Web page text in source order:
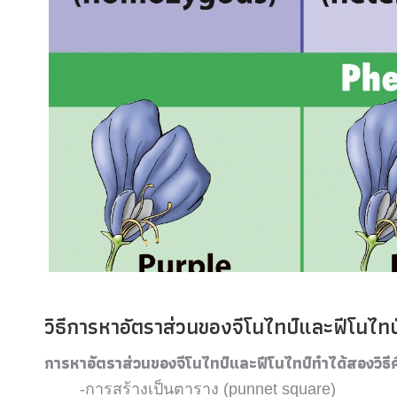
วิธีการหาอัตราส่วนของจีโนไทป์และฟีโนไ
การหาอัตราส่วนของจีโนไทป์และฟีโนไทป์ทำได้สองวิ
-การสร้างเป็นตาราง (punnet square)